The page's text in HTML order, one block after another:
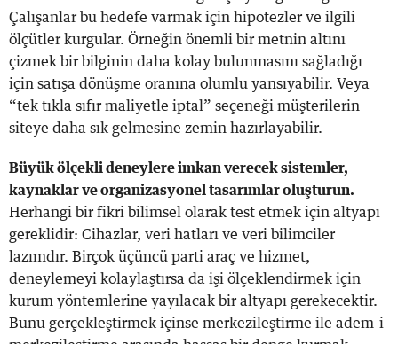
Çalışanlar bu hedefe varmak için hipotezler ve ilgili
ölçütler kurgular. Örneğin önemli bir metnin altını
çizmek bir bilginin daha kolay bulunmasını sağladığı
için satışa dönüşme oranına olumlu yansıyabilir. Veya
“tek tıkla sıfır maliyetle iptal” seçeneği müşterilerin
siteye daha sık gelmesine zemin hazırlayabilir.
Büyük ölçekli deneylere imkan verecek sistemler,
kaynaklar ve organizasyonel tasarımlar oluşturun.
Herhangi bir fikri bilimsel olarak test etmek için altyapı
gereklidir: Cihazlar, veri hatları ve veri bilimciler
lazımdır. Birçok üçüncü parti araç ve hizmet,
deneylemeyi kolaylaştırsa da işi ölçeklendirmek için
kurum yöntemlerine yayılacak bir altyapı gerekecektir.
Bunu gerçekleştirmek içinse merkezileştirme ile adem-i